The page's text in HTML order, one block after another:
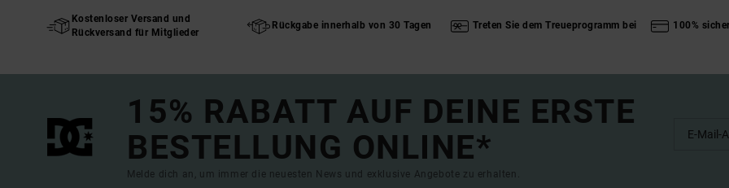
Kostenloser Versand und
Rückversand für Mitglieder
Rückgabe innerhalb von 30 Tagen Treten Sie dem Treueprogramm bei 100%
15% RABATT AUF DEINE ERSTE
BESTELLUNG ONLINE*
Melde dich an, um immer die neuesten News und exklusive Angebote zu erhalten.